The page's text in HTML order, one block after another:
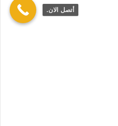
أتصل الان.